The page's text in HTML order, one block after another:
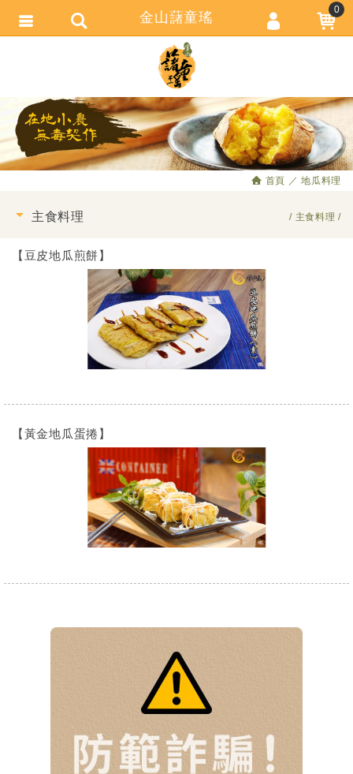
首頁 地瓜料理
主食料理
主食料理
【豆皮地瓜煎餅】
【黃金地瓜蛋捲】
金山藷童瑤 0
會員登入
會員註冊
忘記密碼
訂單查詢
追蹤清單
繁體中文